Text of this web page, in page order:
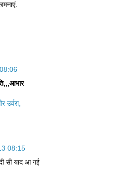
उर्वरा,
08:15
सी याद आ गई